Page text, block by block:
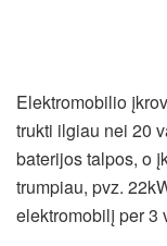
Elektromobilio
trukti ilgiau nei 20
baterijos talpos, o
trumpiau, pvz.
elektromobilį per 3